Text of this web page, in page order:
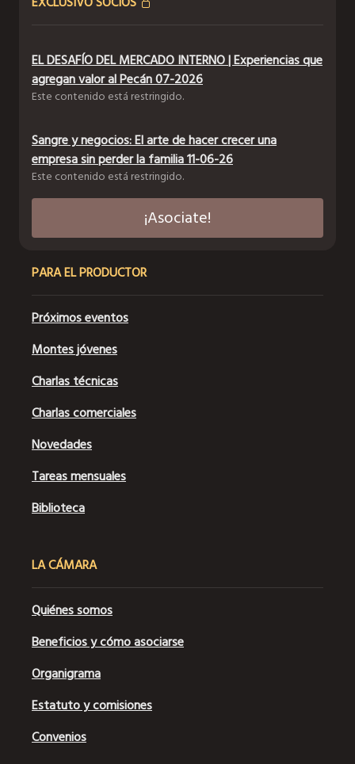
EL DESAFÍO DEL MERCADO INTERNO | Experiencias que
agregan valor al Pecán 07-2026
Este contenido está restringido.
Sangre y negocios: El arte de hacer crecer una
empresa sin perder la familia 11-06-26
Este contenido está restringido.
¡Asociate!
PARA EL PRODUCTOR
Próximos eventos
Montes jóvenes
Charlas técnicas
Charlas comerciales
Novedades
Tareas mensuales
Biblioteca
LA CÁMARA
Quiénes somos
Beneficios y cómo asociarse
Organigrama
Estatuto y comisiones
Convenios